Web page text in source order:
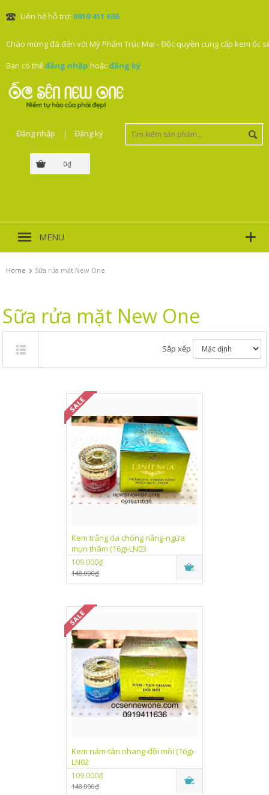
Liên hệ hỗ trợ: 0919 411 636
Chào mừng đã đến với Mỹ Phẩm Trúc Mai - Độc quyền cung cấp kem ốc
Bạn có thểđăng nhập hoặcđăng ký.
0₫
Đăng nhập | Đăng ký
MENU
Home › Sữa rửa mặt New One
Sữa rửa mặt New One
Sắp xếp
Kem trắng da chống nắng-ngừa
mụn thâm (16g)-LN03
109.000₫
148.000₫
Kem nám-tàn nhang-đồi mồi (16g)-
LN02
109.000₫
148.000₫